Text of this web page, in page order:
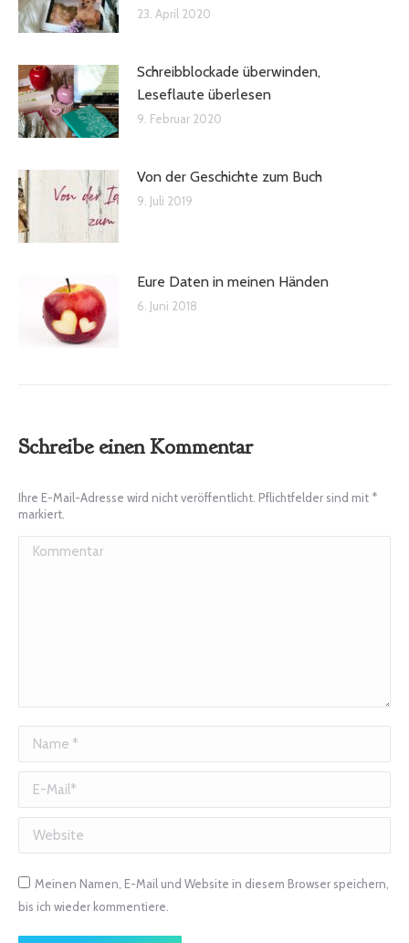
23. April 2020
Schreibblockade überwinden,
Leseflaute überlesen
9. Februar 2020
Von der Geschichte zum Buch
9. Juli 2019
Eure Daten in meinen Händen
6. Juni 2018
Schreibe einen Kommentar
Ihre E-Mail-Adresse wird nicht veröffentlicht. Pflichtfelder sind mit *
markiert.
Kommentar
Name *
E-Mail *
Website
Meinen Namen, E-Mail und Website in diesem Browser speichern,
bis ich wieder kommentiere.